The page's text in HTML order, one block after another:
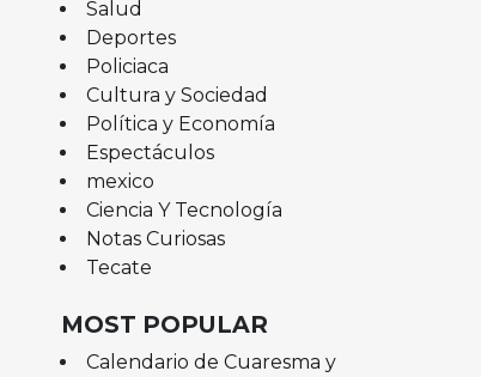
Salud
Deportes
Policiaca
Cultura y Sociedad
Política y Economía
Espectáculos
mexico
Ciencia Y Tecnología
Notas Curiosas
Tecate
MOST POPULAR
Calendario de Cuaresma y